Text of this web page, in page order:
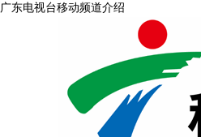
广东电视台移动频道介绍